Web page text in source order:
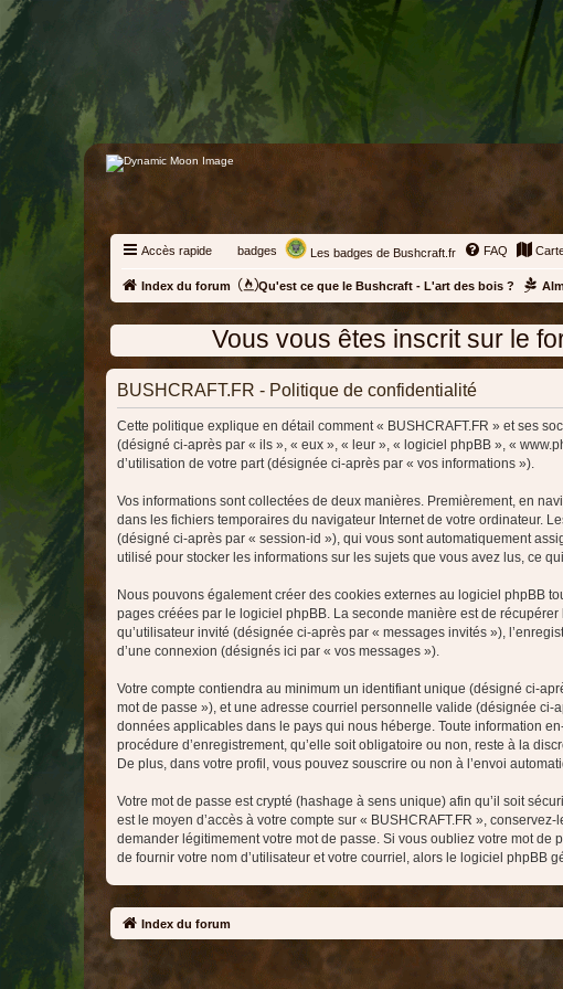
Accès rapide badges Les badges de Bushcraft.fr FAQ
Index du forum Qu'est ce que le Bushcraft - L'art des bois ?
Vous vous êtes inscrit sur le forum,
BUSHCRAFT.FR - Politique de confidentialité
Cette politique explique en détail comment « BUSHCRAFT.FR » et ses
(désigné ci-après par « ils », « eux », « leur », « logiciel phpBB », «
d’utilisation de votre part (désignée ci-après par « vos informations »).
Vos informations sont collectées de deux manières. Premièrement, en
dans les fichiers temporaires du navigateur Internet de votre ordinateur.
(désigné ci-après par « session-id »), qui vous sont automatiquement
utilisé pour stocker les informations sur les sujets que vous avez lus, ce
Nous pouvons également créer des cookies externes au logiciel phpBB
pages créées par le logiciel phpBB. La seconde manière est de
qu’utilisateur invité (désignée ci-après par « messages invités »),
d’une connexion (désignés ici par « vos messages »).
Votre compte contiendra au minimum un identifiant unique (désigné ci-
mot de passe »), et une adresse courriel personnelle valide (désignée
données applicables dans le pays qui nous héberge. Toute information
procédure d’enregistrement, qu’elle soit obligatoire ou non, reste à la
De plus, dans votre profil, vous pouvez souscrire ou non à l’envoi
Votre mot de passe est crypté (hashage à sens unique) afin qu’il soit
est le moyen d’accès à votre compte sur « BUSHCRAFT.FR »,
demander légitimement votre mot de passe. Si vous oubliez votre mot
de fournir votre nom d’utilisateur et votre courriel, alors le logiciel phpBB
Index du forum